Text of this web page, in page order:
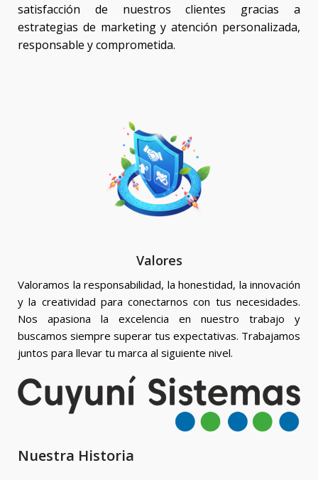
satisfacción de nuestros clientes gracias a
estrategias de marketing y atención personalizada,
responsable y comprometida.
Valores
Valoramos la responsabilidad, la honestidad, la innovación
y la creatividad para conectarnos con tus necesidades.
Nos apasiona la excelencia en nuestro trabajo y
buscamos siempre superar tus expectativas. Trabajamos
juntos para llevar tu marca al siguiente nivel.
Nuestra Historia